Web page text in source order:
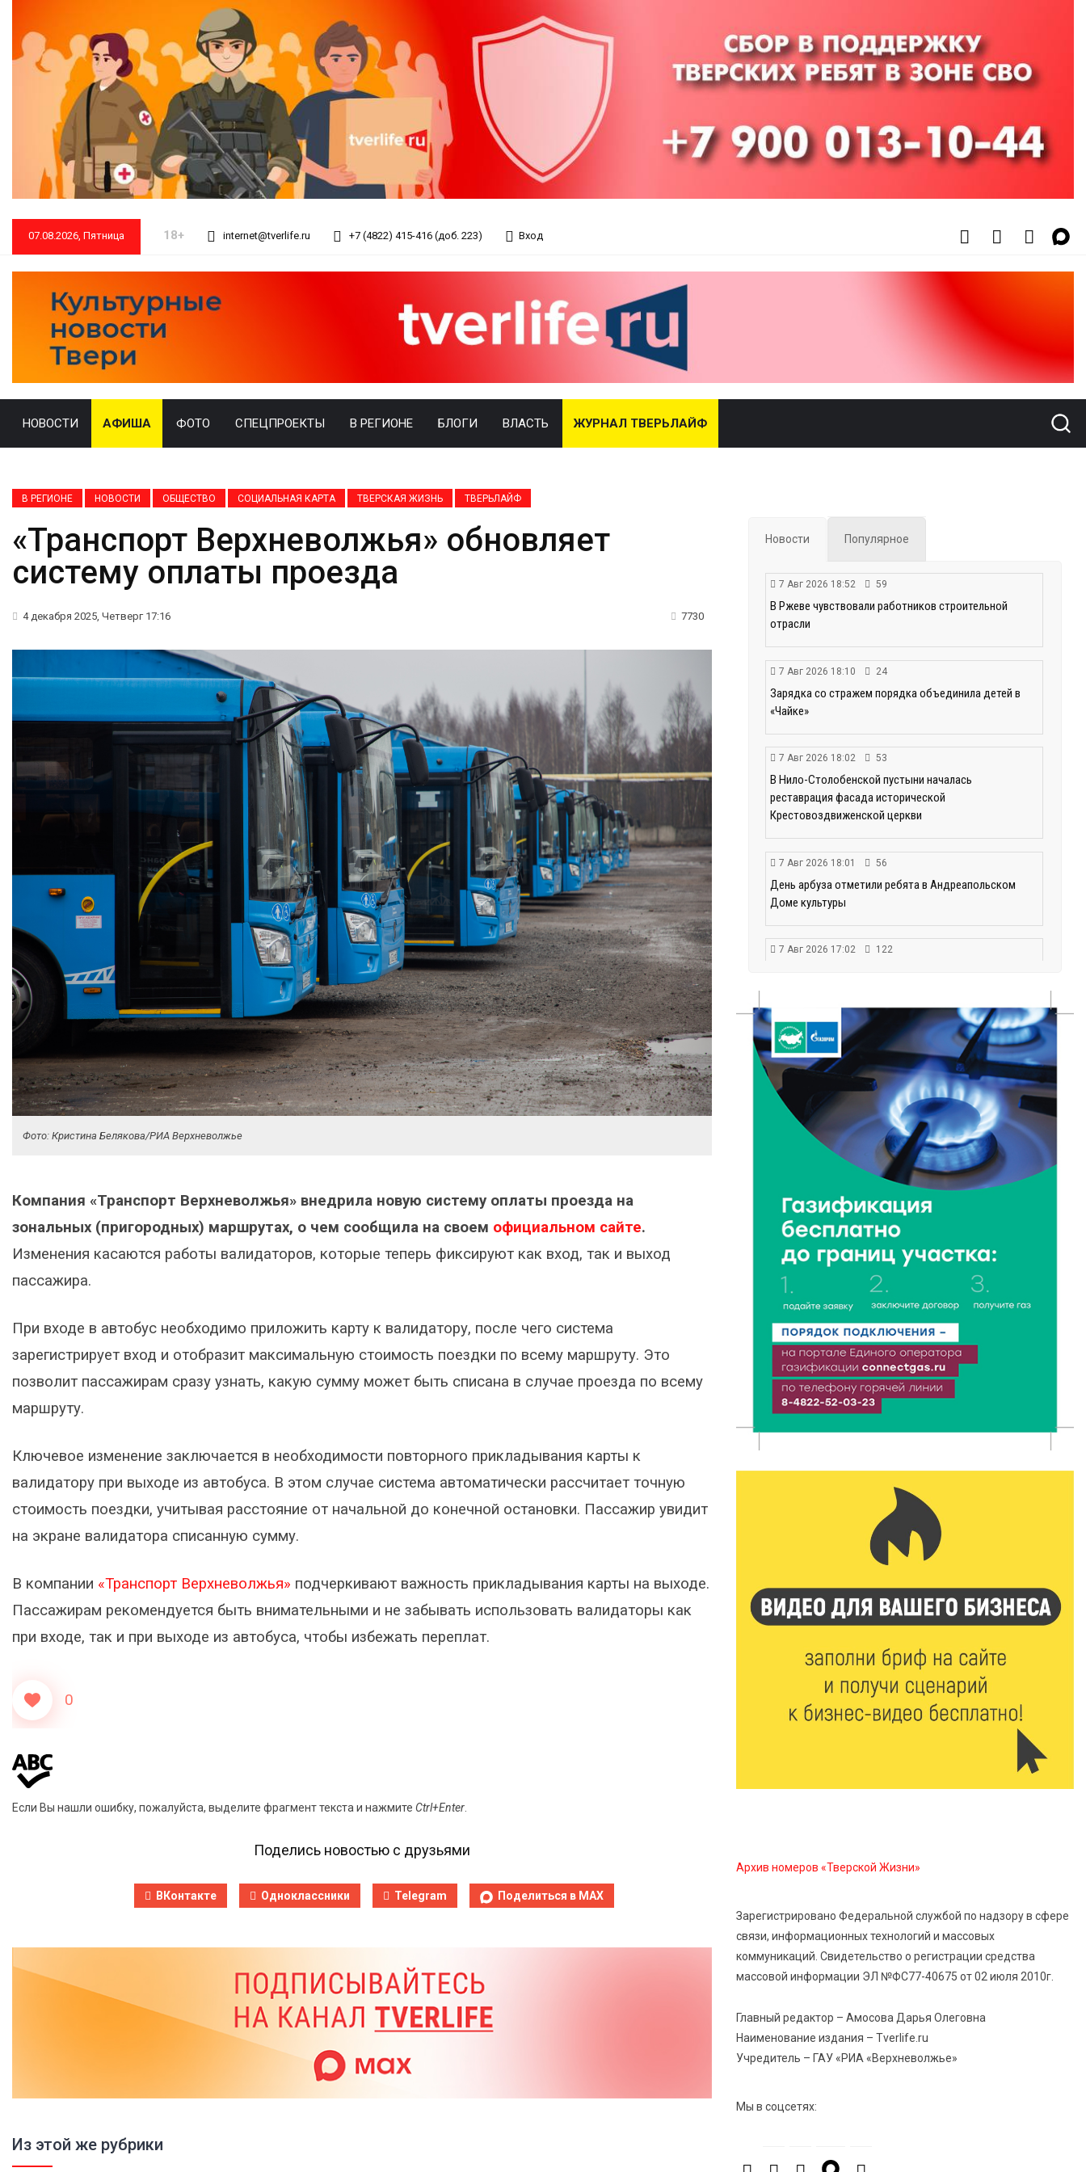
07.08.2026, Пятница 18+ internet@tverlife.ru +7 (4822) 415-416 (доб. 223) Вход
НОВОСТИ АФИША ФОТО СПЕЦПРОЕКТЫ В РЕГИОНЕ БЛОГИ ВЛАСТЬ ЖУРНАЛ ТВЕРЬЛАЙФ
В РЕГИОНЕ НОВОСТИ ОБЩЕСТВО СОЦИАЛЬНАЯ КАРТА ТВЕРСКАЯ ЖИЗНЬ ТВЕРЬЛАЙФ
«Транспорт Верхневолжья» обновляет
систему оплаты проезда
4 декабря 2025, Четверг 17:16 7730
Фото: Кристина Белякова/РИА Верхневолжье
Компания «Транспорт Верхневолжья» внедрила новую систему оплаты проезда на
зональных (пригородных) маршрутах, о чем сообщила на своем официальном сайте.
Изменения касаются работы валидаторов, которые теперь фиксируют как вход, так и выход
пассажира.
При входе в автобус необходимо приложить карту к валидатору, после чего система
зарегистрирует вход и отобразит максимальную стоимость поездки по всему маршруту. Это
позволит пассажирам сразу узнать, какую сумму может быть списана в случае проезда по всему
маршруту.
Ключевое изменение заключается в необходимости повторного прикладывания карты к
валидатору при выходе из автобуса. В этом случае система автоматически рассчитает точную
стоимость поездки, учитывая расстояние от начальной до конечной остановки. Пассажир увидит
на экране валидатора списанную сумму.
В компании «Транспорт Верхневолжья» подчеркивают важность прикладывания карты на выходе.
Пассажирам рекомендуется быть внимательными и не забывать использовать валидаторы как
при входе, так и при выходе из автобуса, чтобы избежать переплат.
0
Если Вы нашли ошибку, пожалуйста, выделите фрагмент текста и нажмите Ctrl+Enter.
Поделись новостью с друзьями
ВКонтакте Одноклассники Telegram Поделиться в MAX
Из этой же рубрики
Новости Популярное
7 Авг 2026 18:52 59
В Ржеве чувствовали работников строительной
отрасли
7 Авг 2026 18:10 24
Зарядка со стражем порядка объединила детей в
«Чайке»
7 Авг 2026 18:02 53
В Нило-Столобенской пустыни началась
реставрация фасада исторической
Крестовоздвиженской церкви
7 Авг 2026 18:01 56
День арбуза отметили ребята в Андреапольском
Доме культуры
7 Авг 2026 17:02 122
7 Авг 2026 16:32
Без прав и лицензий: итоги проверки таксистов в
Твери
7 Авг 2026 16:02 150
Сладкая программа в Твери: дегустация мёда и
рассказ о жизни пчёл
7 Авг 2026 15:41 97
Открыт набор на программу амбассадоров для
студентов российских вузов
7 Авг 2026 15:37
опасности домашних заготовок
7 Авг 2026 15:32 121
Золотой век “Горьковки”: как А. М. Кузнецова
7 Авг 2026 15:30 87
«Россети Центр» отремонтировали почти 270
трансформаторных подстанций и более 146 км ЛЭП
На Петербургском марафоне «Пушкин — Петербург»
появится новая беговая трасса для
7 Авг 2026 15:02 812
От звёздочек к чемпионам: в Твери отметили
заслуги тренеров и атлетов
Медицина стала самым популярным направлением у
От сортировки мусора до жилья для ветеранов СВО:
7 Авг 2026 14:02 155
Владимир Васильев получил удостоверение
кандидата в депутаты Госдумы IX созыва
7 Авг 2026 13:32
В Старице состоится бесплатный фестиваль
авиамоделей
7 Авг 2026 13:02
Архив номеров «Тверской Жизни»
Зарегистрировано Федеральной службой по надзору в сфере
связи, информационных технологий и массовых
коммуникаций. Свидетельство о регистрации средства
массовой информации ЭЛ №ФС77-40675 от 02 июля 2010г.
Главный редактор – Амосова Дарья Олеговна
Наименование издания – Tverlife.ru
Учредитель – ГАУ «РИА «Верхневолжье»
Мы в соцсетях: